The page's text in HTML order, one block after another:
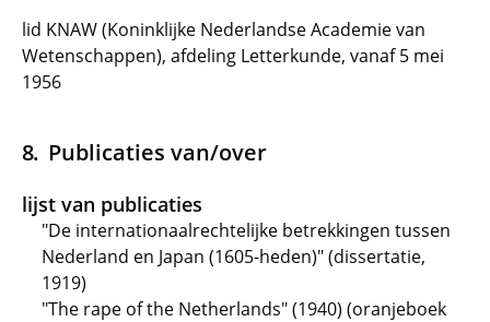
lid KNAW (Koninklijke Nederlandse Academie van
Wetenschappen), afdeling Letterkunde, vanaf 5 mei
1956
Publicaties van/over
lijst van publicaties
"De internationaalrechtelijke betrekkingen tussen
Nederland en Japan (1605-heden)" (dissertatie,
1919)
"The rape of the Netherlands" (1940) (oranjeboek